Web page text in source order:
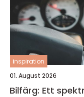
inspiration
01. August 2026
Bilfärg: Ett